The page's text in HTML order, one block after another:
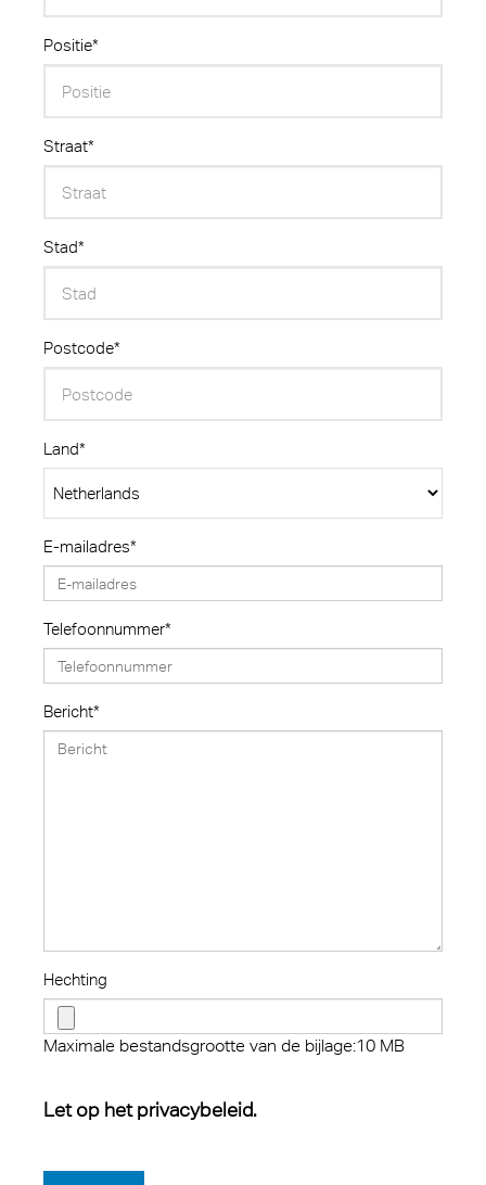
Positie*
Straat*
Stad*
Postcode*
Land*
E-mailadres*
Telefoonnummer*
Bericht*
Hechting
Maximale bestandsgrootte van de bijlage:10 MB
Let op het privacybeleid.